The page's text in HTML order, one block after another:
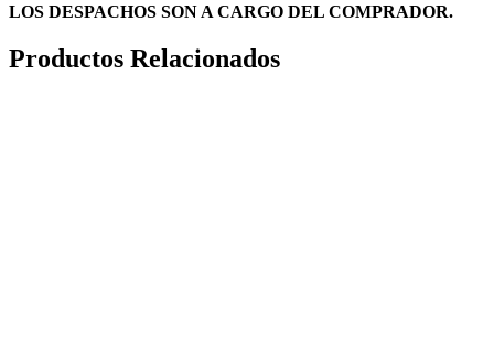
LOS DESPACHOS SON A CARGO DEL COMPRADOR.
Productos Relacionados